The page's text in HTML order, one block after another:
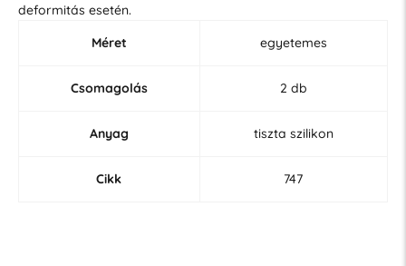
deformitás esetén.
Méret
egyetemes
Csomagolás 2 db
Anyag tiszta szilikon
Cikk 747